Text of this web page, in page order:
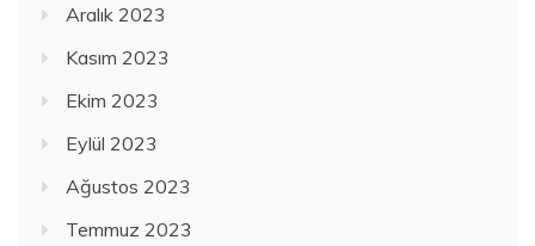
Aralık 2023
Kasım 2023
Ekim 2023
Eylül 2023
Ağustos 2023
Temmuz 2023